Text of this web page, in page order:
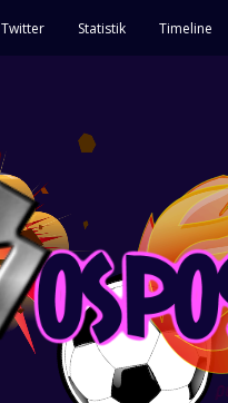
Twitter Statistik Timeline